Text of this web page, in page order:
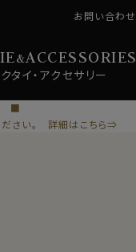
&ACCESSORIES
タイ・アクセサリー
お問い合わせ
■
ださい。 詳細はこちら⇒